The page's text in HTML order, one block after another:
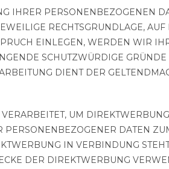
IHRER PERSONENBEZOGENEN
RECHTSGRUNDLAGE,
EINLEGEN, WERDEN WIR
SCHUTZWÜRDIGE
DIENT DER
UM
DATEN
IN VERBINDUNG
DER DIREKTWERBUNG